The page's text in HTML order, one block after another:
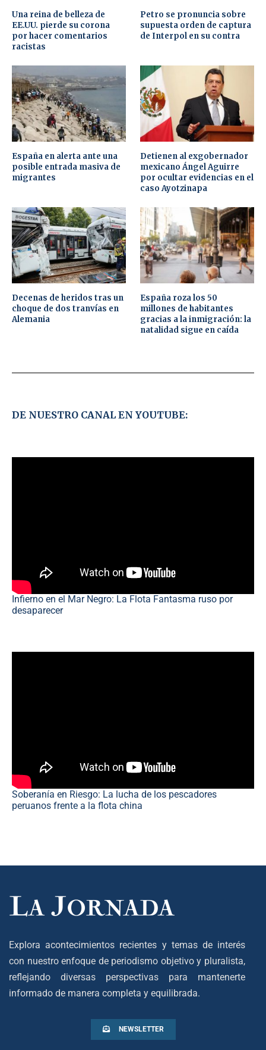
Una reina de belleza de
EE.UU. pierde su corona
por hacer comentarios
racistas
Petro se pronuncia sobre
supuesta orden de captura
de Interpol en su contra
España en alerta ante una
posible entrada masiva de
migrantes
Detienen al exgobernador
mexicano Ángel Aguirre
por ocultar evidencias en el
caso Ayotzinapa
Decenas de heridos tras un
choque de dos tranvías en
Alemania
España roza los 50
millones de habitantes
gracias a la inmigración: la
natalidad sigue en caída
DE NUESTRO CANAL EN YOUTUBE:
Infierno en el Mar Negro: La Flota Fantasma ruso por
desaparecer
Soberanía en Riesgo: La lucha de los pescadores
peruanos frente a la flota china
Explora acontecimientos recientes y temas de interés
con nuestro enfoque de periodismo objetivo y pluralista,
reflejando diversas perspectivas para mantenerte
informado de manera completa y equilibrada.
NEWSLETTER